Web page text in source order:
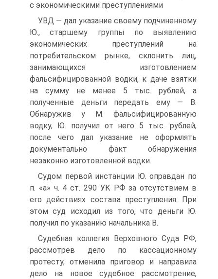
с экономическими преступлениями
УВД — дал указание своему подчиненному
Ю., старшему группы по выявлению
экономических преступлений на
потребительском рынке, склонить лиц,
занимающихся изготовлением
фальсифицированной водки, к даче взятки
на сумму не менее 5 тыс. рублей, а
полученные деньги передать ему — В.
Обнаружив у М. фальсифицированную
водку, Ю. получил от него 5 тыс. рублей,
после чего дал указание не оформлять
документально факт обнаружения
незаконно изготовленной водки.
Судом первой инстанции Ю. оправдан по
п. «а» ч. 4 ст. 290 УК РФ за отсутствием в
его действиях состава преступления. При
этом суд исходил из того, что деньги Ю.
получил по указанию начальника В.
Судебная коллегия Верховного Суда РФ,
рассмотрев дело по кассационному
протесту, отменила приговор и направила
дело на новое судебное рассмотрение,